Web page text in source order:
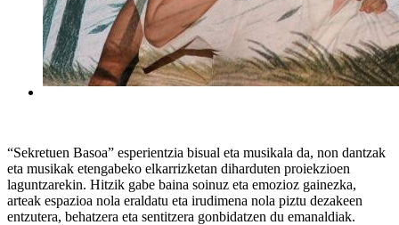
“Sekretuen Basoa” esperientzia bisual eta musikala da, non dantzak
eta musikak etengabeko elkarrizketan diharduten proiekzioen
laguntzarekin. Hitzik gabe baina soinuz eta emozioz gainezka,
arteak espazioa nola eraldatu eta irudimena nola piztu dezakeen
entzutera, behatzera eta sentitzera gonbidatzen du emanaldiak.